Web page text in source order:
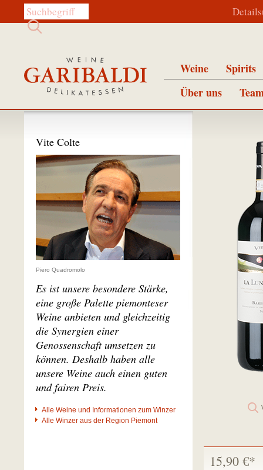
Diese Website durchsuchen:
Weine
Spirits
Über uns
15,90 €*
Vite Colte
Piero Quadromolo
Es ist unsere besondere Stärke,
eine große Palette piemonteser
Weine anbieten und gleichzeitig
die Synergien einer
Genossenschaft umsetzen zu
können. Deshalb haben alle
unsere Weine auch einen guten
und fairen Preis.
Alle Weine und Informationen zum Winzer
Alle Winzer aus der Region Piemont